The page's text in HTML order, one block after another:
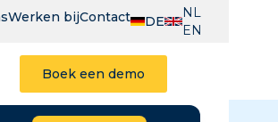
Werken bijContact DE
NL
EN
Boek een demo